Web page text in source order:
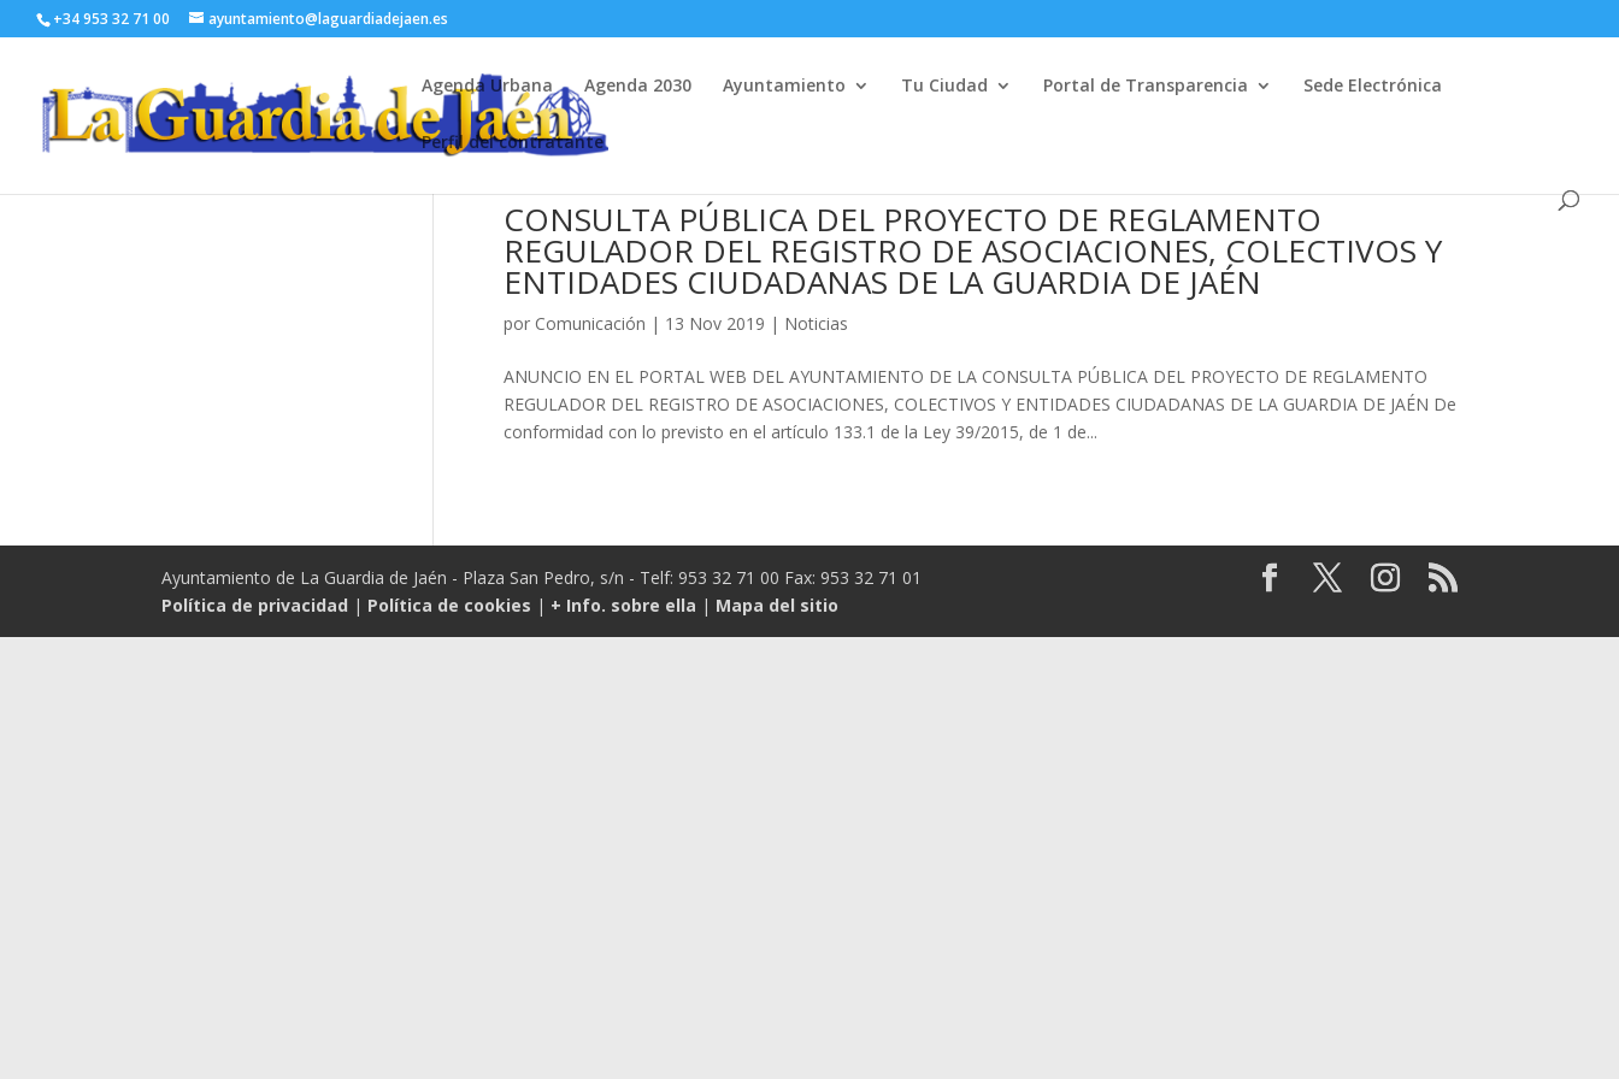
+34 953 32 71 00 ayuntamiento@laguardiadejaen.es
Agenda Urbana Agenda 2030 Ayuntamiento Tu Ciudad Portal de Transparencia Sede Electrónica
Perfil del contratante
CONSULTA PÚBLICA DEL PROYECTO DE REGLAMENTO
REGULADOR DEL REGISTRO DE ASOCIACIONES, COLECTIVOS Y
ENTIDADES CIUDADANAS DE LA GUARDIA DE JAÉN
por Comunicación | 13 Nov 2019 | Noticias
ANUNCIO EN EL PORTAL WEB DEL AYUNTAMIENTO DE LA CONSULTA PÚBLICA DEL PROYECTO DE REGLAMENTO
REGULADOR DEL REGISTRO DE ASOCIACIONES, COLECTIVOS Y ENTIDADES CIUDADANAS DE LA GUARDIA DE JAÉN De
conformidad con lo previsto en el artículo 133.1 de la Ley 39/2015, de 1 de...
Ayuntamiento de La Guardia de Jaén - Plaza San Pedro, s/n - Telf: 953 32 71 00 Fax: 953 32 71 01
Política de privacidad | Política de cookies | + Info. sobre ella | Mapa del sitio